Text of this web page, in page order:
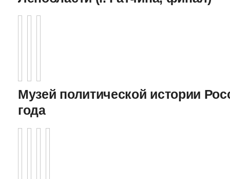
Музей политической истории
года